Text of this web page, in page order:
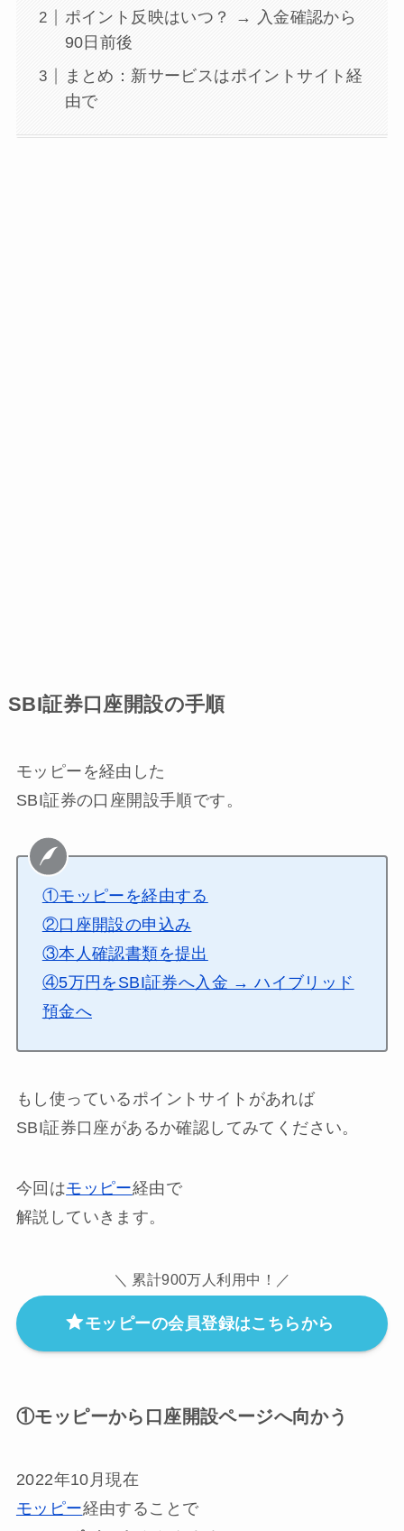
ポイント反映はいつ？ → 入金確認から
90日前後
まとめ：新サービスはポイントサイト経
由で
SBI証券口座開設の手順
モッピーを経由した
SBI証券の口座開設手順です。
①モッピーを経由する
②口座開設の申込み
③本人確認書類を提出
④5万円をSBI証券へ入金 → ハイブリッド
預金へ
もし使っているポイントサイトがあれば
SBI証券口座があるか確認してみてください。
今回はモッピー経由で
解説していきます。
＼ 累計900万人利用中！／
モッピーの会員登録はこちらから
①モッピーから口座開設ページへ向かう
2022年10月現在
モッピー経由することで